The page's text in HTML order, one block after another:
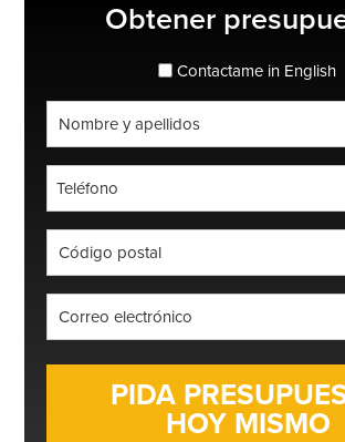
lateralObtener
Contactame in English
*
*